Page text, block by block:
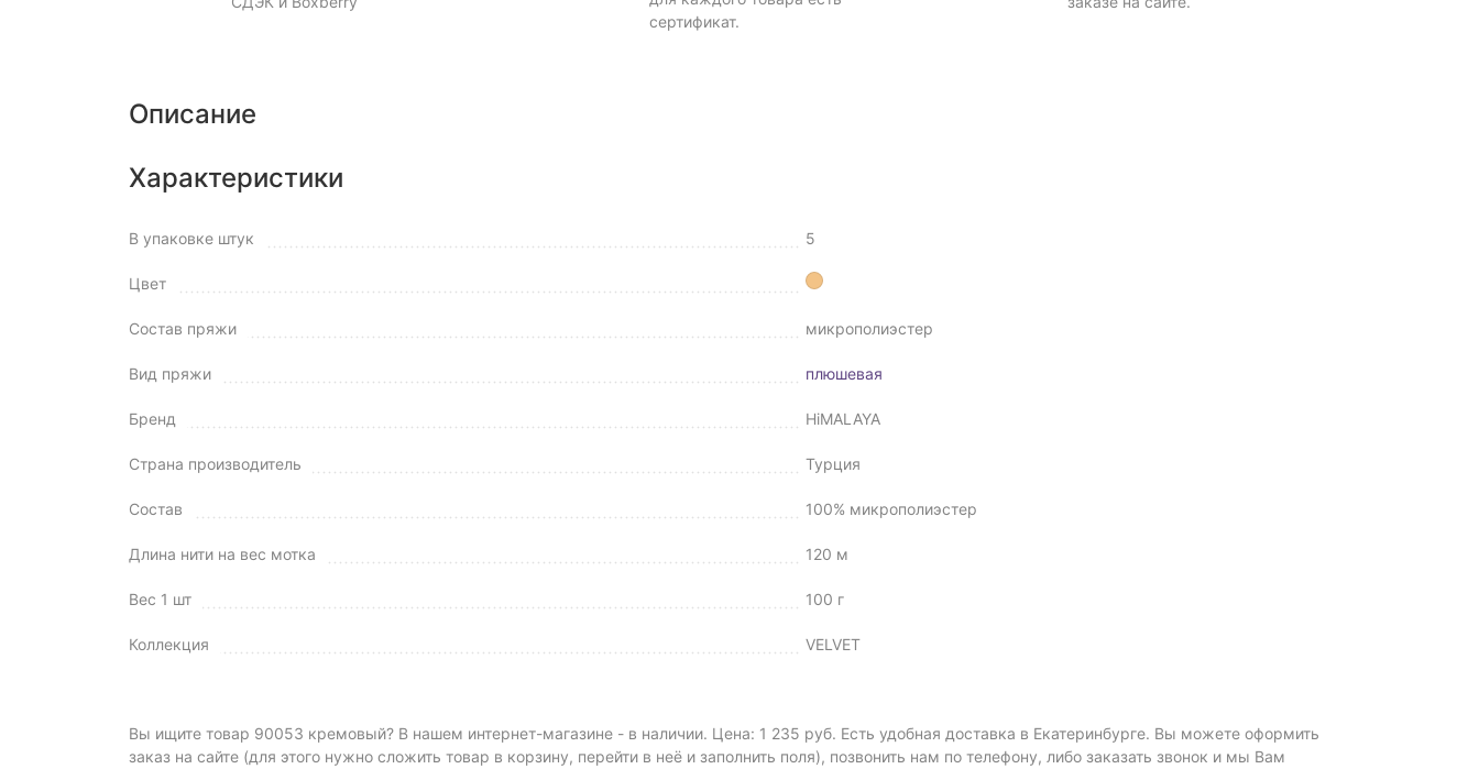
сертификат.
Описание
Характеристики
В упаковке штук 5
Цвет
Состав пряжи микрополиэстер
Вид пряжи плюшевая
Бренд HiMALAYA
Страна производитель Турция
Состав 100% микрополиэстер
Длина нити на вес мотка 120 м
Вес 1 шт 100 г
Коллекция VELVET
Вы ищите товар 90053 кремовый? В нашем интернет-магазине - в наличии. Цена: 1 235 руб. Есть удобная доставка в Екатеринбурге. Вы можете оформить
заказ на сайте (для этого нужно сложить товар в корзину, перейти в неё и заполнить поля), позвонить нам по телефону, либо заказать звонок и мы Вам